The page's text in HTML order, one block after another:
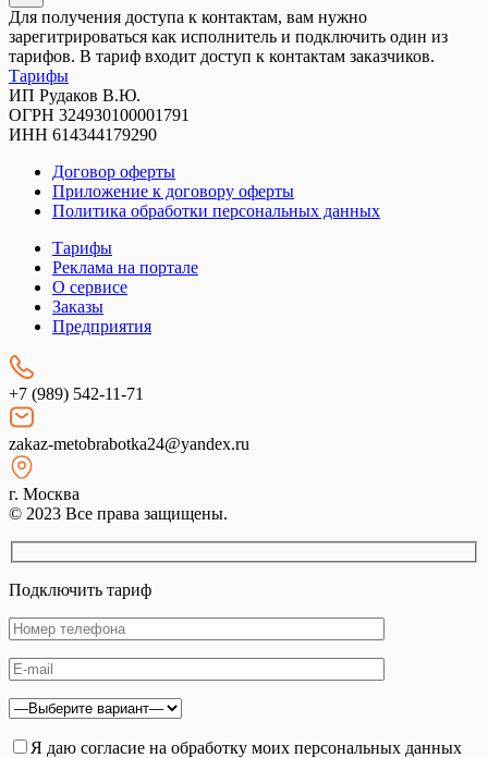
Для получения доступа к контактам, вам нужно
зарегитрироваться как исполнитель и подключить один из
тарифов. В тариф входит доступ к контактам заказчиков.
Тарифы
ИП Рудаков В.Ю.
ОГРН 324930100001791
ИНН 614344179290
Договор оферты
Приложение к договору оферты
Политика обработки персональных данных
Тарифы
Реклама на портале
О сервисе
Заказы
Предприятия
+7 (989) 542-11-71
zakaz-metobrabotka24@yandex.ru
г. Москва
© 2023 Все права защищены.
Подключить тариф
Я даю согласие на обработку моих персональных данных